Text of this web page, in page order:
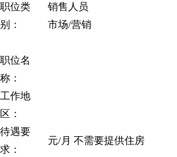
职位类
别：
销售人员
市场/营销
职位名
称：
工作地
区：
待遇要
求：
元/月 不需要提供住房